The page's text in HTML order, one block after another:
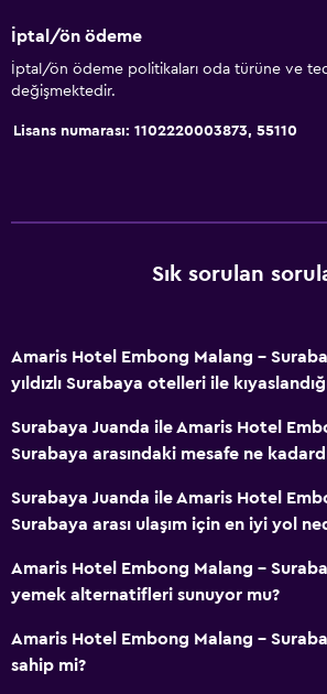
Saç kremi
Banyo
Tuvalet
Erişilebilirlik ve uygunluk
Sigara içilmez
Asansör
Engelli otoparkı
İptal/ön ödeme
İptal/ön ödeme politikaları oda türüne ve
değişmektedir.
Lisans numarası: 1102220003873, 55110
Sık sorulan
Amaris Hotel Embong Malang -
yıldızlı Surabaya otelleri ile
Surabaya Juanda ile Amaris Hotel
Surabaya arasındaki mesafe ne
Surabaya Juanda ile Amaris Hotel
Surabaya arası ulaşım için en iyi yol
Amaris Hotel Embong Malang -
yemek alternatifleri sunuyor mu?
Amaris Hotel Embong Malang -
sahip mi?